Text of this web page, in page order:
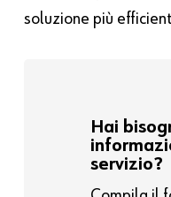
soluzione più
Hai
servizio?